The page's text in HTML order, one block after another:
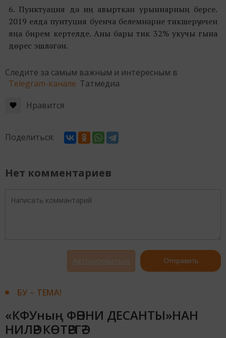
6. Пунктуация дә иң авырткан урыннарның берсе.
2019 елда пунтуция буенча белемнәрне тикшерү өчен
яңа бирем кертелде. Аны бары тик 32% укучы гына
дөрес эшләгән.
Следите за самым важным и интересным в
Telegram-канале Татмедиа
Нравится
Поделиться:
Нет комментариев
Авторизоваться Отправить
БУ – ТЕМА!
«КФУның ФӘННИ ДЕСАНТЫ»НАН
НИЛӘР КӨТӘРГӘ?